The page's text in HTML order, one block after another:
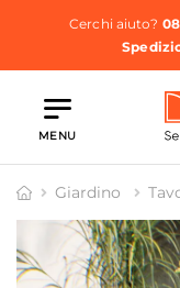
Cerchi aiuto?
MENU
Giardino